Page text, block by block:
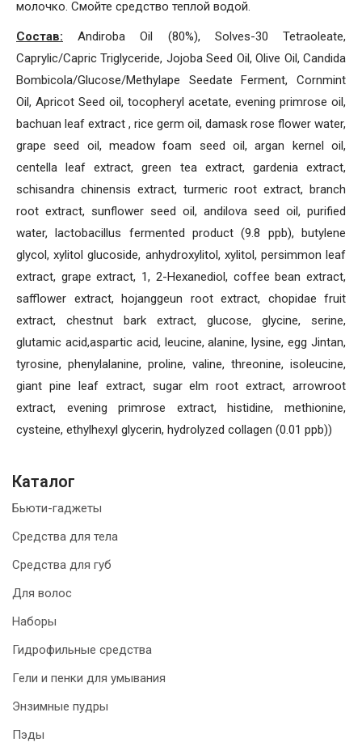
молочко. Смойте средство теплой водой.
Состав: Andiroba Oil (80%), Solves-30 Tetraoleate,
Caprylic/Capric Triglyceride, Jojoba Seed Oil, Olive Oil, Candida
Bombicola/Glucose/Methylape Seedate Ferment, Cornmint
Oil, Apricot Seed oil, tocopheryl acetate, evening primrose oil,
bachuan leaf extract , rice germ oil, damask rose flower water,
grape seed oil, meadow foam seed oil, argan kernel oil,
centella leaf extract, green tea extract, gardenia extract,
schisandra chinensis extract, turmeric root extract, branch
root extract, sunflower seed oil, andilova seed oil, purified
water, lactobacillus fermented product (9.8 ppb), butylene
glycol, xylitol glucoside, anhydroxylitol, xylitol, persimmon leaf
extract, grape extract, 1, 2-Hexanediol, coffee bean extract,
safflower extract, hojanggeun root extract, chopidae fruit
extract, chestnut bark extract, glucose, glycine, serine,
glutamic acid,aspartic acid, leucine, alanine, lysine, egg Jintan,
tyrosine, phenylalanine, proline, valine, threonine, isoleucine,
giant pine leaf extract, sugar elm root extract, arrowroot
extract, evening primrose extract, histidine, methionine,
cysteine, ethylhexyl glycerin, hydrolyzed collagen (0.01 ppb))
Каталог
Бьюти-гаджеты
Средства для тела
Средства для губ
Для волос
Наборы
Гидрофильные средства
Гели и пенки для умывания
Энзимные пудры
Пэды